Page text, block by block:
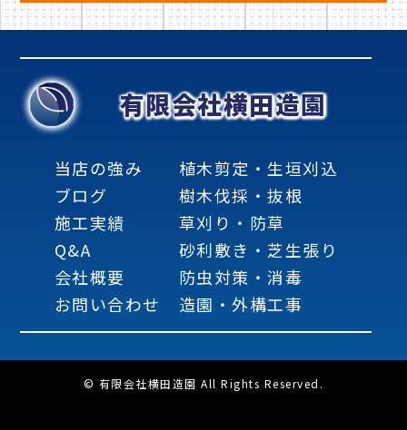
有限会社横田造園
当店の強み
ブログ
施工実績
Q&A
会社概要
お問い合わせ
植木剪定・生垣刈込
樹木伐採・抜根
草刈り・防草
砂利敷き・芝生張り
防虫対策・消毒
造園・外構工事
© 有限会社横田造園 All Rights Reserved.